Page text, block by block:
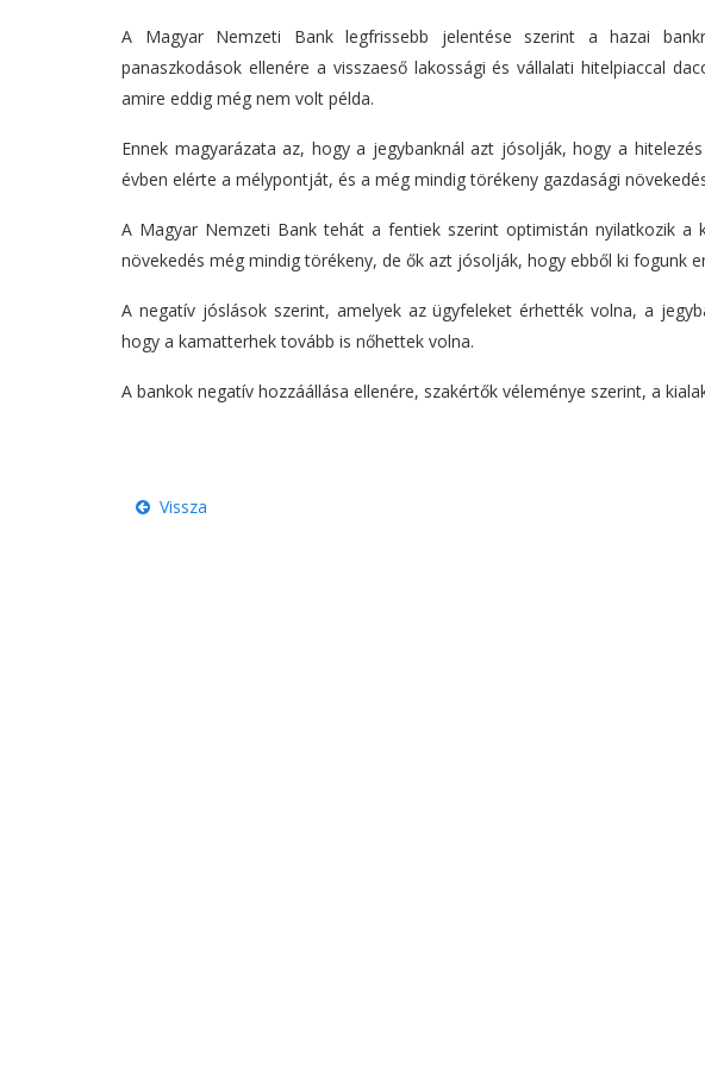
A Magyar Nemzeti Bank legfrissebb jelentése szerint a hazai
panaszkodások ellenére a visszaeső lakossági és vállalati hitelpiaccal
amire eddig még nem volt példa.
Ennek magyarázata az, hogy a jegybanknál azt jósolják, hogy a
évben elérte a mélypontját, és a még mindig törékeny gazdasági
A Magyar Nemzeti Bank tehát a fentiek szerint optimistán nyilatkozik a
növekedés még mindig törékeny, de ők azt jósolják, hogy ebből ki fogunk
A negatív jóslások szerint, amelyek az ügyfeleket érhették volna, a
hogy a kamatterhek tovább is nőhettek volna.
A bankok negatív hozzáállása ellenére, szakértők véleménye szerint, a
Vissza